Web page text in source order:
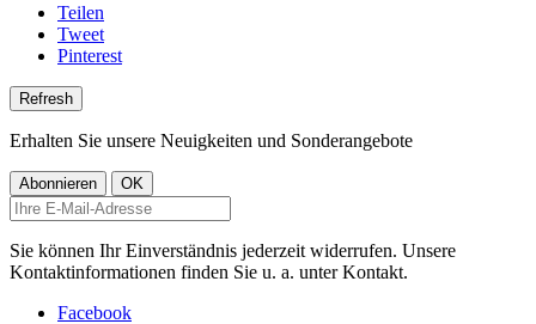
Teilen
Tweet
Pinterest
Erhalten Sie unsere Neuigkeiten und Sonderangebote
Sie können Ihr Einverständnis jederzeit widerrufen. Unsere
Kontaktinformationen finden Sie u. a. unter Kontakt.
Facebook